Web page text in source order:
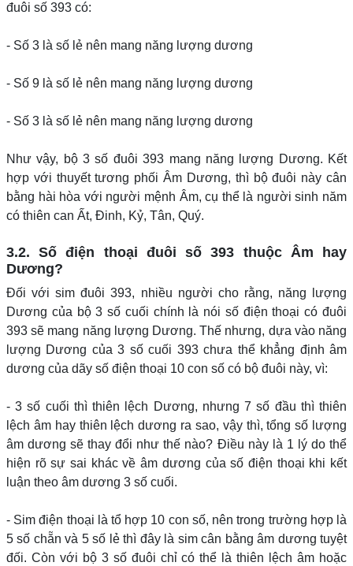
đuôi số 393 có:
- Số 3 là số lẻ nên mang năng lượng dương
- Số 9 là số lẻ nên mang năng lượng dương
- Số 3 là số lẻ nên mang năng lượng dương
Như vậy, bộ 3 số đuôi 393 mang năng lượng Dương. Kết
hợp với thuyết tương phối Âm Dương, thì bộ đuôi này cân
bằng hài hòa với người mệnh Âm, cụ thể là người sinh năm
có thiên can Ất, Đinh, Kỷ, Tân, Quý.
3.2. Số điện thoại đuôi số 393 thuộc Âm hay
Dương?
Đối với sim đuôi 393, nhiều người cho rằng, năng lượng
Dương của bộ 3 số cuối chính là nói số điện thoại có đuôi
393 sẽ mang năng lượng Dương. Thế nhưng, dựa vào năng
lượng Dương của 3 số cuối 393 chưa thể khẳng định âm
dương của dãy số điện thoại 10 con số có bộ đuôi này, vì:
- 3 số cuối thì thiên lệch Dương, nhưng 7 số đầu thì thiên
lệch âm hay thiên lệch dương ra sao, vậy thì, tổng số lượng
âm dương sẽ thay đổi như thế nào? Điều này là 1 lý do thể
hiện rõ sự sai khác về âm dương của số điện thoại khi kết
luận theo âm dương 3 số cuối.
- Sim điện thoại là tổ hợp 10 con số, nên trong trường hợp là
5 số chẵn và 5 số lẻ thì đây là sim cân bằng âm dương tuyệt
đối. Còn với bộ 3 số đuôi chỉ có thể là thiên lệch âm hoặc